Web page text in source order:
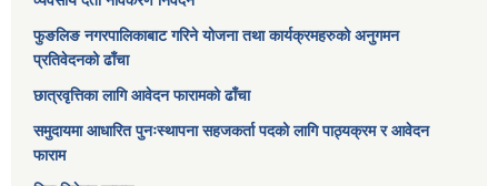
फुङलिङ नगरपालिकाबाट गरिने योजना तथा कार्यक्रमहरुको अनुगमन
प्रतिवेदनको ढाँचा
छात्रवृत्तिका लागि आवेदन फारामको ढाँचा
समुदायमा आधारित पुनःस्थापना सहजकर्ता पदको लागि पाठ्यक्रम र आवेदन
फाराम